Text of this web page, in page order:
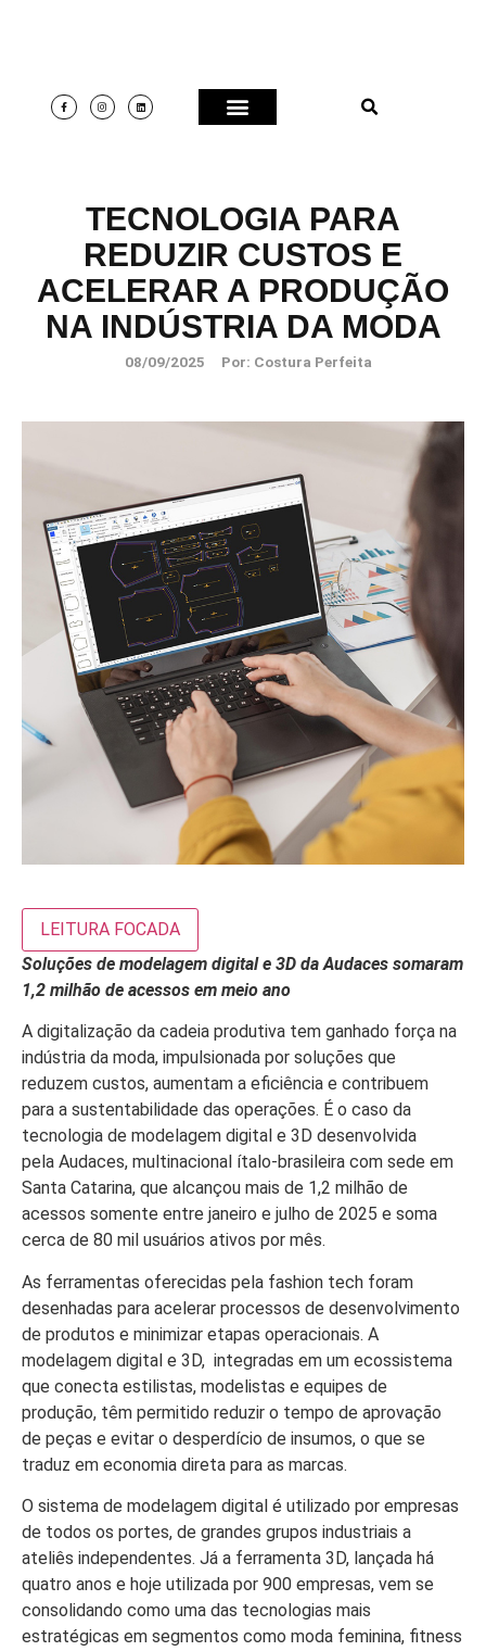
TECNOLOGIA PARA
REDUZIR CUSTOS E
ACELERAR A PRODUÇÃO
NA INDÚSTRIA DA MODA
08/09/2025 Por: Costura Perfeita
LEITURA FOCADA
Soluções de modelagem digital e 3D da Audaces somaram
1,2 milhão de acessos em meio ano
A digitalização da cadeia produtiva tem ganhado força na
indústria da moda, impulsionada por soluções que
reduzem custos, aumentam a eficiência e contribuem
para a sustentabilidade das operações. É o caso da
tecnologia de modelagem digital e 3D desenvolvida
pela Audaces, multinacional ítalo-brasileira com sede em
Santa Catarina, que alcançou mais de 1,2 milhão de
acessos somente entre janeiro e julho de 2025 e soma
cerca de 80 mil usuários ativos por mês.
As ferramentas oferecidas pela fashion tech foram
desenhadas para acelerar processos de desenvolvimento
de produtos e minimizar etapas operacionais. A
modelagem digital e 3D, integradas em um ecossistema
que conecta estilistas, modelistas e equipes de
produção, têm permitido reduzir o tempo de aprovação
de peças e evitar o desperdício de insumos, o que se
traduz em economia direta para as marcas.
O sistema de modelagem digital é utilizado por empresas
de todos os portes, de grandes grupos industriais a
ateliês independentes. Já a ferramenta 3D, lançada há
quatro anos e hoje utilizada por 900 empresas, vem se
consolidando como uma das tecnologias mais
estratégicas em segmentos como moda feminina, fitness